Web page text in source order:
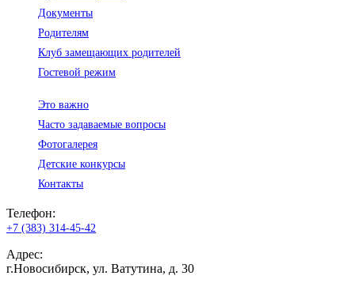
Документы
Родителям
Клуб замещающих родителей
Гостевой режим
Это важно
Часто задаваемые вопросы
Фотогалерея
Детские конкурсы
Контакты
Телефон:
+7 (383) 314-45-42
Адрес:
г.Новосибирск, ул. Ватутина, д. 30